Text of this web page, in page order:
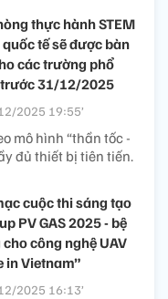
thực hành STEM
tế sẽ được bàn
các trường phổ
31/12/2025
2025 19:55’
mô hình “thần tốc -
đủ thiết bị tiên tiến.
cuộc thi sáng tạo
PV GAS 2025 - bệ
công nghệ UAV
in Vietnam”
2025 16:13’